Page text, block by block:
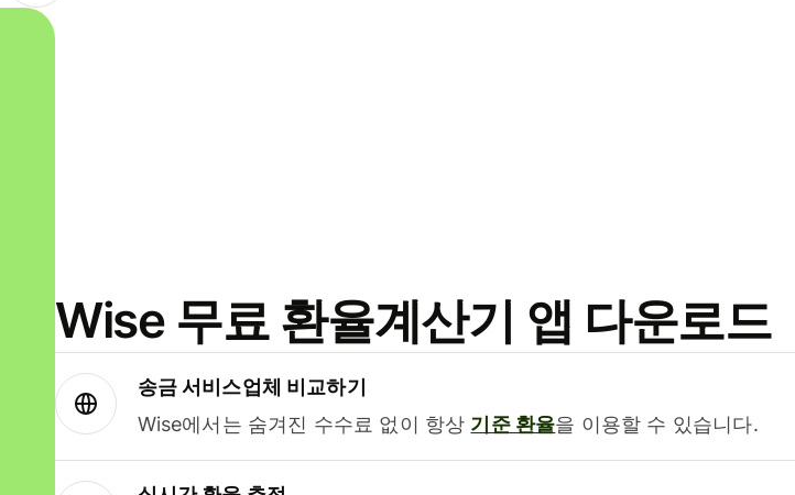
Wise 무료 환율계산기 앱 다운로드
송금 서비스업체 비교하기
Wise에서는 숨겨진 수수료 없이 항상 기준 환율을 이용할 수 있습니다.